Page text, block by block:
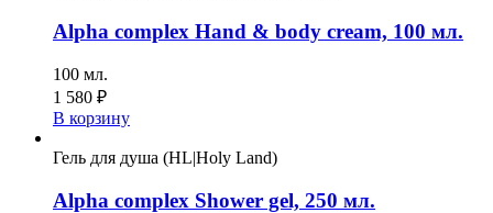
Alpha complex Hand & body cream, 100 мл.
100 мл.
1 580 ₽
В корзину
Гель для душа (HL|Holy Land)
Alpha complex Shower gel, 250 мл.